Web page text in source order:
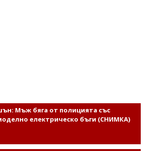
Мъж бяга от полицията със
електрическо бъги (СНИМКА)